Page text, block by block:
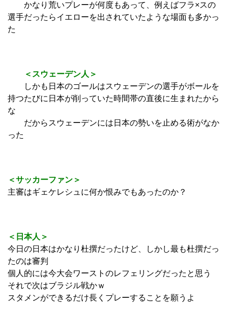
かなり荒いプレーが何度もあって、例えばフラ×スの
選手だったらイエローを出されていたような場面も多かっ
た
＜スウェーデン人＞
しかも日本のゴールはスウェーデンの選手がボールを
持つたびに日本が削っていた時間帯の直後に生まれたから
な
だからスウェーデンには日本の勢いを止める術がなか
った
＜サッカーファン＞
主審はギェケレシュに何か恨みでもあったのか？
＜日本人＞
今日の日本はかなり杜撰だったけど、しかし最も杜撰だっ
たのは審判
個人的には今大会ワーストのレフェリングだったと思う
それで次はブラジル戦かｗ
スタメンができるだけ長くプレーすることを願うよ